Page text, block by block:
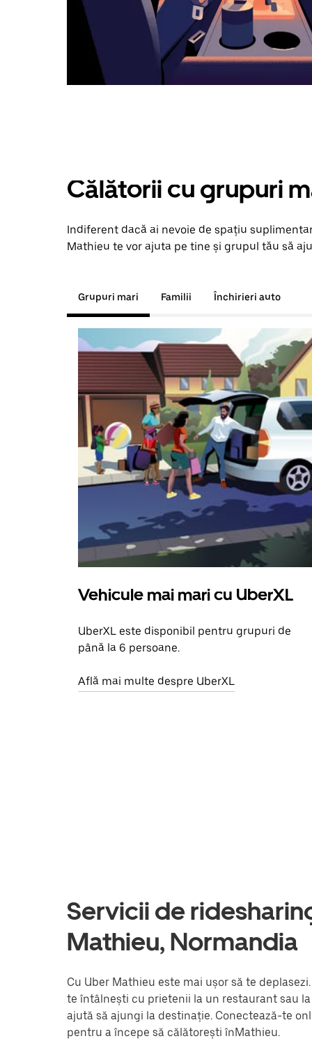
Călătorii cu grupuri
Indiferent dacă ai nevoie de spațiu
Mathieu te vor ajuta pe tine și grupul tău să
Grupuri mari Familii Închirieri auto
Vehicule mai mari cu UberXL
UberXL este disponibil pentru grupuri de
până la 6 persoane.
Află mai multe despre UberXL
Servicii de
Mathieu, Normandia
Cu Uber Mathieu este mai ușor să te
te întâlnești cu prietenii la un restaurant sau
ajută să ajungi la destinație. Conectează-te
pentru a începe să călătorești înMathieu.